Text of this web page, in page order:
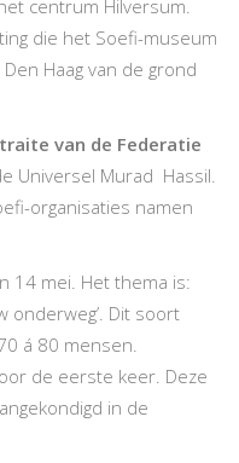
centrum Hilversum.
die het Soefi-museum
Haag van de grond
van de Federatie
Universel Murad Hassil.
organisaties namen
14 mei. Het thema is:
onderweg’. Dit soort
á 80 mensen.
de eerste keer. Deze
in de